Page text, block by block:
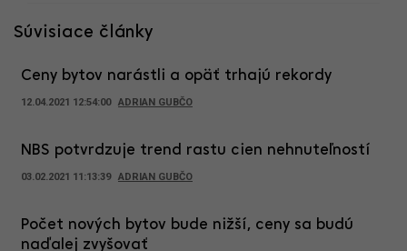
Súvisiace články
Ceny bytov narástli a opäť trhajú rekordy
12.04.2021 12:54:00 ADRIAN GUBČO
NBS potvrdzuje trend rastu cien nehnuteľností
03.02.2021 11:13:39 ADRIAN GUBČO
Počet nových bytov bude nižší, ceny sa budú
naďalej zvyšovať